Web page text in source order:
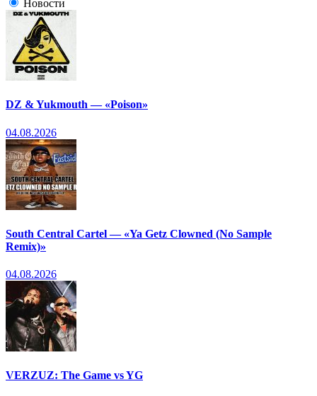
Новости
DZ & Yukmouth — «Poison»
04.08.2026
South Central Cartel — «Ya Getz Clowned (No Sample
Remix)»
04.08.2026
VERZUZ: The Game vs YG